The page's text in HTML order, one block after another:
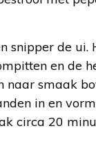
snipper de
en de
naar smaak
in en
circa 20